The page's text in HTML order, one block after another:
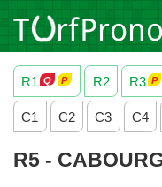
R1
R2 R3
C1 C2 C3 C4